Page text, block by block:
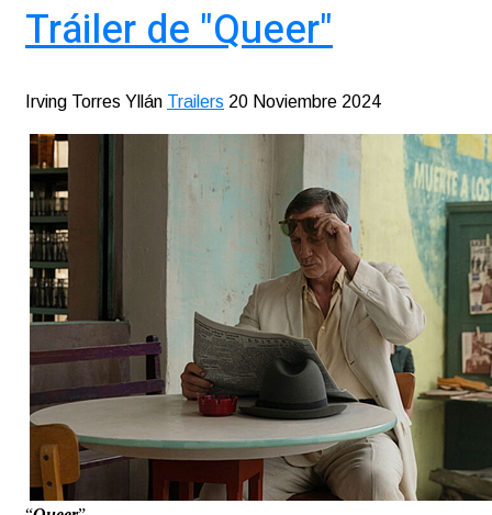
Tráiler de "Queer"
Irving Torres Yllán Trailers 20 Noviembre 2024